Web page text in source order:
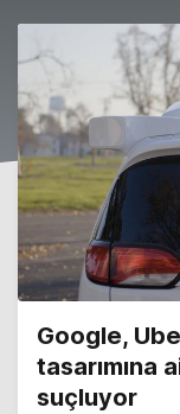
Google,
tasarımına
suçluyor